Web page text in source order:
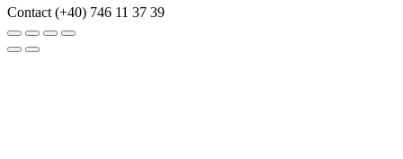
Contact (+40) 746 11 37 39